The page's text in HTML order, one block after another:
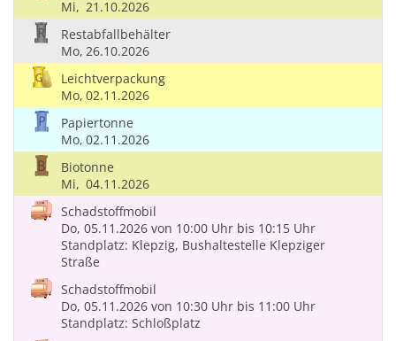
Mi, 21.10.2026
Restabfallbehälter
Mo, 26.10.2026
Leichtverpackung
Mo, 02.11.2026
Papiertonne
Mo, 02.11.2026
Biotonne
Mi, 04.11.2026
Schadstoffmobil
Do, 05.11.2026 von 10:00 Uhr bis 10:15 Uhr
Standplatz: Klepzig, Bushaltestelle Klepziger
Straße
Schadstoffmobil
Do, 05.11.2026 von 10:30 Uhr bis 11:00 Uhr
Standplatz: Schloßplatz